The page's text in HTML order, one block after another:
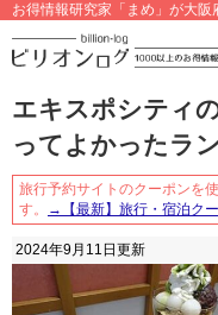
お得情報研究家「まめ」が大
エキスポシティ
ってよかったラ
旅行予約サイトのクーポンを
す。
→【最新】旅行・宿泊ク
2024年9月11日 更新